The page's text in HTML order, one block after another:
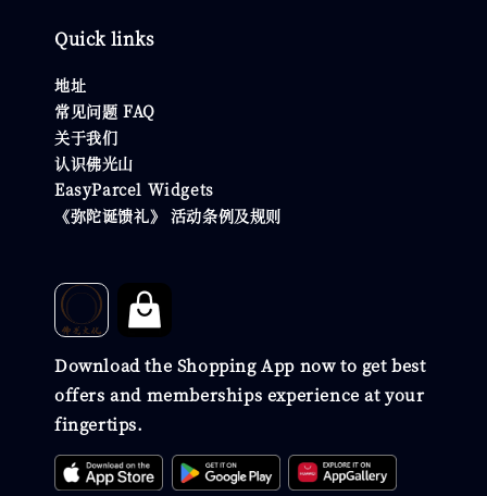
Quick links
地址
常见问题 FAQ
关于我们
认识佛光山
EasyParcel Widgets
《弥陀诞馈礼》 活动条例及规则
Download the Shopping App now to get best
offers and memberships experience at your
fingertips.